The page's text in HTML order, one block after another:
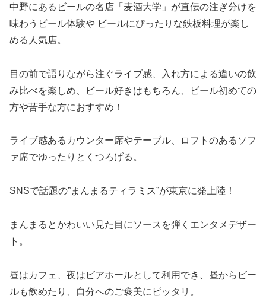
中野にあるビールの名店「麦酒大学」が直伝の注ぎ分けを
味わうビール体験や ビールにぴったりな鉄板料理が楽し
める人気店。
目の前で語りながら注ぐライブ感、入れ方による違いの飲
み比べを楽しめ、ビール好きはもちろん、ビール初めての
方や苦手な方におすすめ！
ライブ感あるカウンター席やテーブル、ロフトのあるソフ
ァ席でゆったりとくつろげる。
SNSで話題の”まんまるティラミス”が東京に発上陸！
まんまるとかわいい見た目にソースを弾くエンタメデザー
ト。
昼はカフェ、夜はビアホールとして利用でき、昼からビー
ルも飲めたり、自分へのご褒美にピッタリ。